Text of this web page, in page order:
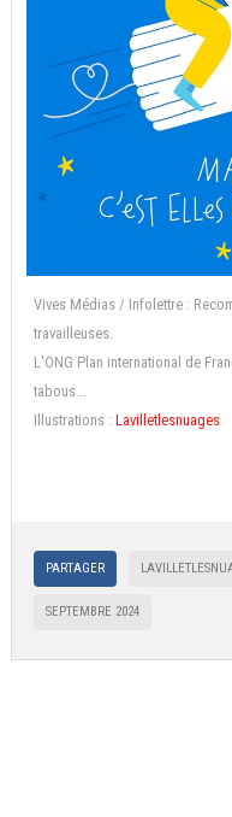
Vives Médias / Infolettre :
travailleuses.
L'ONG Plan international de
tabous...
Illustrations : Lavilletlesnuages
PARTAGER
SEPTEMBRE 2024